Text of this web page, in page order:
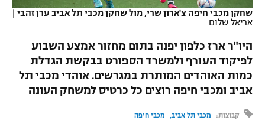
לוח שידורים
ברחבה
מכבי תל אביב
הפועל תל אביב
הפועל חיפה
הפועל באר שבע
ליגה הולנדית
ליגה טורקית
ליגה סינית
ליגה ברזילאית
הפועל ירושלים
ג'ודו
אגרוף
ספורט אולימפי
שחקן מכבי חיפה צ'ארון שרי, מול שחקן מכבי תל אביב ערן זהבי |
אריאל שלום
היו"ר ארז כלפון יפנה בתום מחזור אמצע השבוע
לפיקוד העורף ולמשרד הספורט בבקשת הגדלת
כמות האוהדים המותרת במגרשים. אוהדי מכבי תל
אביב ומכבי חיפה רוצים כל כרטיס למשחק העונה
קבוצות: מכבי תל אביב מכבי חיפה